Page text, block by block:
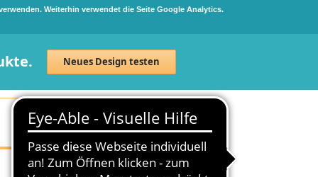
Weiterhin verwendet die Seite Google Analytics.
Neues Design testen
Neuanmeldung Anmelden
0 Artikel 0,00 €